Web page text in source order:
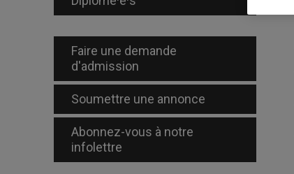
Faire une demande
d'admission
Soumettre une annonce
Abonnez-vous à notre
infolettre